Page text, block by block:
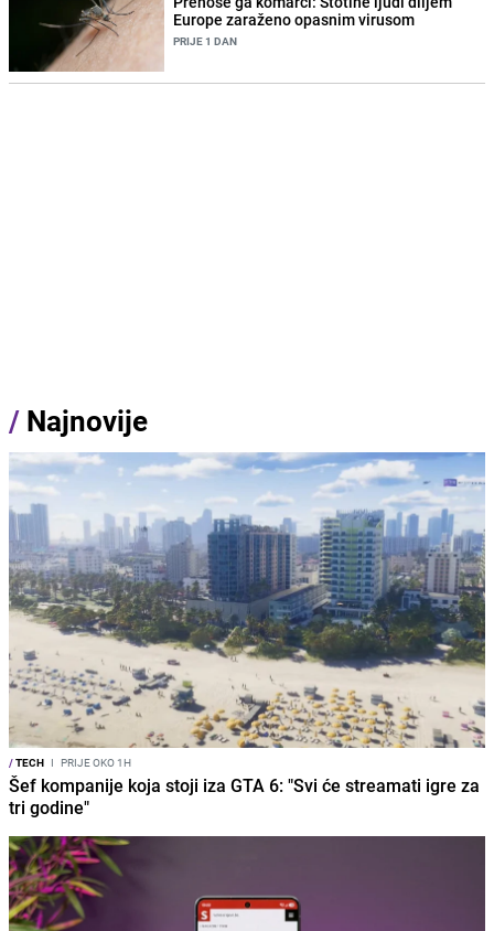
Europe zaraženo opasnim virusom
PRIJE 1 DAN
/ Najnovije
/TECH I PRIJE OKO 1H
Šef kompanije koja stoji iza GTA 6: "Svi će streamati igre za
tri godine"